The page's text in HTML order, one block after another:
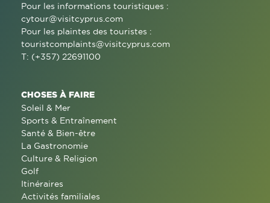
Pour les informations touristiques :
cytour@visitcyprus.com
Pour les plaintes des touristes :
touristcomplaints@visitcyprus.com
T: (+357) 22691100
CHOSES À FAIRE
Soleil & Mer
Sports & Entraînement
Santé & Bien-être
La Gastronomie
Culture & Religion
Golf
Itinéraires
Activités familiales